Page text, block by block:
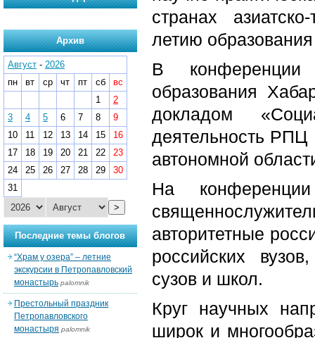
странах
летию образования
В конференции
образования
докладом
деятельность РПЦ
автономной
На
авторитетные
российских
сузов и школ.
Круг научных
широк и
Архив
Август - 2026
пн
вт ср чт пт сб
вс
1
2
3
4 5 6 7 8
9
10
11 12 13 14 15
16
17
18 19 20 21 22
23
24
25 26 27 28 29
30
31
>
Последние темы блогов
“Храм у озера” – летние
экскурсии в Петропавловский
монастырь palomnik
Престольный праздник
Петропавловского
монастыря palomnik